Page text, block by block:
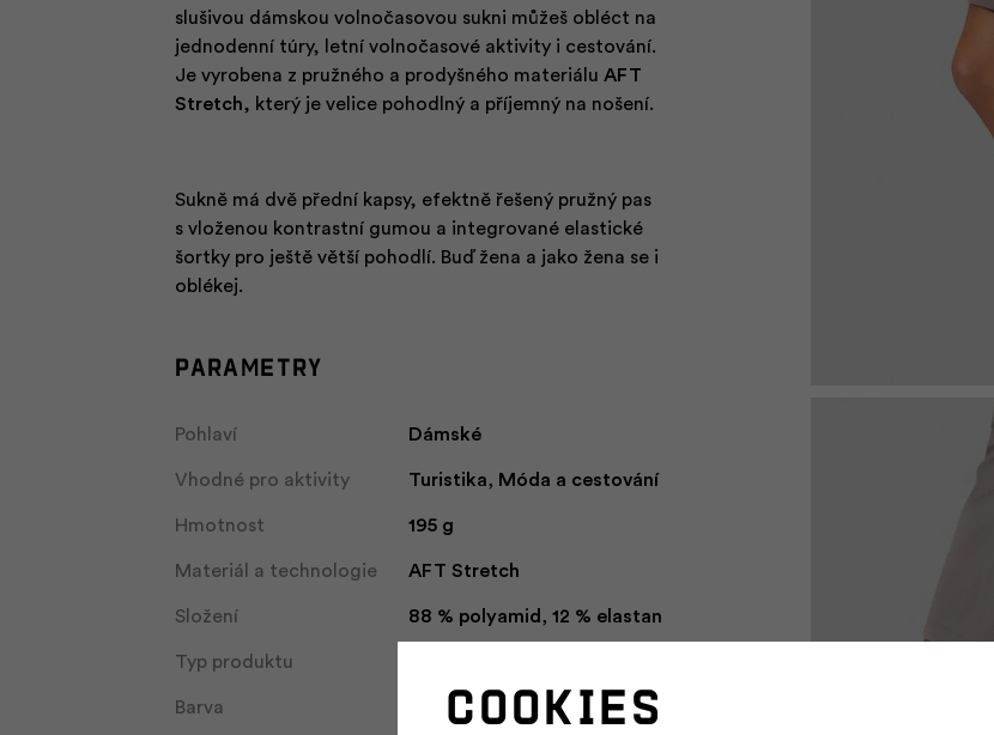
slušivou dámskou volnočasovou sukni můžeš obléct na
jednodenní túry, letní volnočasové aktivity i cestování.
Je vyrobena z pružného a prodyšného materiáluAFT
Stretch, který je velice pohodlný a příjemný na nošení.
Sukně má dvě přední kapsy, efektně řešený pružný pas
s vloženou kontrastní gumou a integrované elastické
šortky pro ještě větší pohodlí. Buď žena a jako žena se i
oblékej.
Parametry
Pohlaví Dámské
Vhodné pro aktivity Turistika, Móda a cestování
Hmotnost 195 g
Materiál a technologie AFT Stretch
Složení 88 % polyamid, 12 % elastan
Typ produktu
Barva Cookies